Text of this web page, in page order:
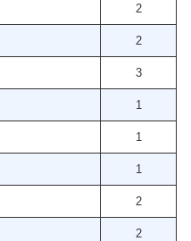
2
2
3
1
1
1
2
2